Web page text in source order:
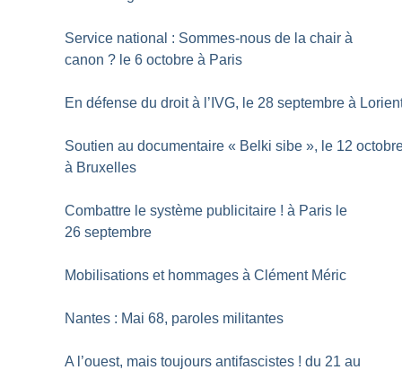
Service national : Sommes-nous de la chair à
canon ? le 6 octobre à Paris
En défense du droit à l’IVG, le 28 septembre à
Soutien au documentaire « Belki sibe », le 12
à Bruxelles
Combattre le système publicitaire ! à Paris le
26 septembre
Mobilisations et hommages à Clément Méric
Nantes : Mai 68, paroles militantes
A l’ouest, mais toujours antifascistes ! du 21 au